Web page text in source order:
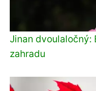
Jinan dvoulaločný:
zahradu